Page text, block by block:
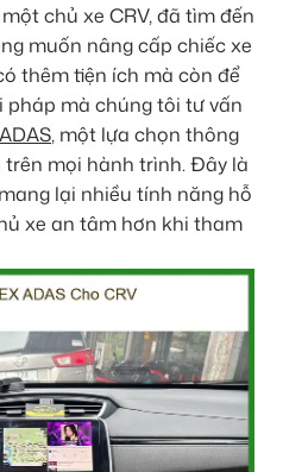
chủ xe CRV, đã tìm đến
muốn nâng cấp chiếc xe
thêm tiện ích mà còn để
mà chúng tôi tư vấn
, một lựa chọn thông
mọi hành trình. Đây là
lại nhiều tính năng hỗ
xe an tâm hơn khi tham